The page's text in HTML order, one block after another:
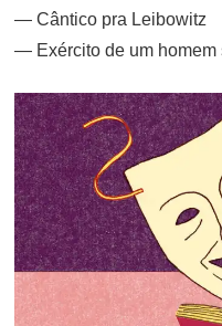
— Cântico pra Leibowitz
— Exército de um homem